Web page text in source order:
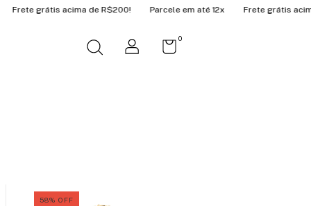
R$200! Parcele em até 12x Frete grátis acima de R$200!
0
58% OFF